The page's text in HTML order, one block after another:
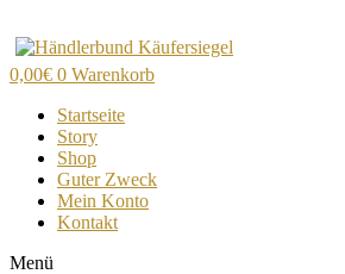
Inhalt
wechseln
0,00€ 0 Warenkorb
Startseite
Story
Shop
Guter Zweck
Mein Konto
Kontakt
Menü